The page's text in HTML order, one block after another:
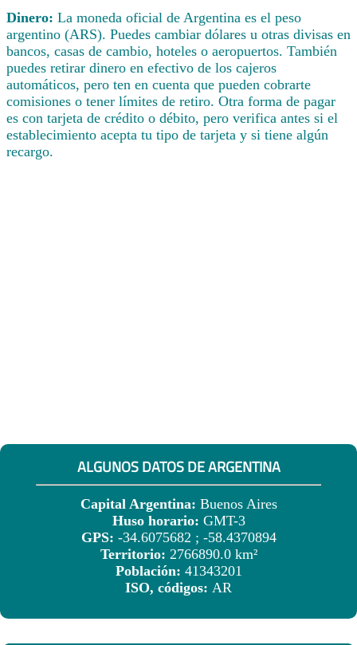
Dinero: La moneda oficial de Argentina es el peso
argentino (ARS). Puedes cambiar dólares u otras divisas en
bancos, casas de cambio, hoteles o aeropuertos. También
puedes retirar dinero en efectivo de los cajeros
automáticos, pero ten en cuenta que pueden cobrarte
comisiones o tener límites de retiro. Otra forma de pagar
es con tarjeta de crédito o débito, pero verifica antes si el
establecimiento acepta tu tipo de tarjeta y si tiene algún
recargo.
ALGUNOS DATOS DE ARGENTINA
Capital Argentina: Buenos Aires
Huso horario: GMT-3
GPS: -34.6075682 ; -58.4370894
Territorio: 2766890.0 km²
Población: 41343201
ISO, códigos: AR